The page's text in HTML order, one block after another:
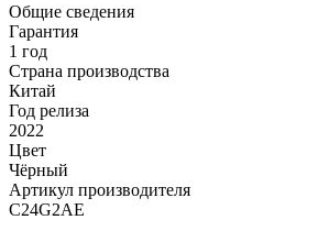
Общие сведения
Гарантия
1 год
Страна производства
Китай
Год релиза
2022
Цвет
Чёрный
Артикул производителя
C24G2AE